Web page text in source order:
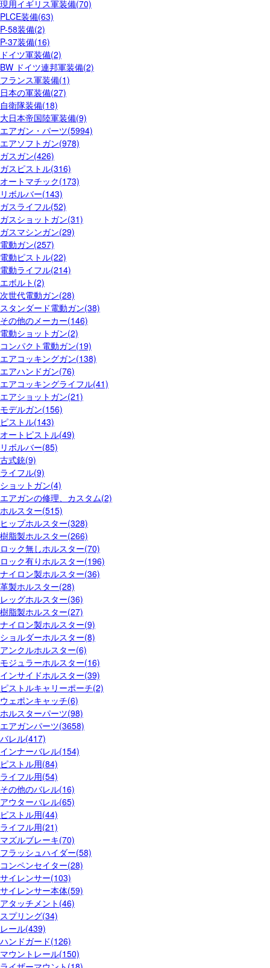
現用イギリス軍装備(70)
PLCE装備(63)
P-58装備(2)
P-37装備(16)
ドイツ軍装備(2)
BW ドイツ連邦軍装備(2)
フランス軍装備(1)
日本の軍装備(27)
自衛隊装備(18)
大日本帝国陸軍装備(9)
エアガン・パーツ(5994)
エアソフトガン(978)
ガスガン(426)
ガスピストル(316)
オートマチック(173)
リボルバー(143)
ガスライフル(52)
ガスショットガン(31)
ガスマシンガン(29)
電動ガン(257)
電動ピストル(22)
電動ライフル(214)
エボルト(2)
次世代電動ガン(28)
スタンダード電動ガン(38)
その他のメーカー(146)
電動ショットガン(2)
コンパクト電動ガン(19)
エアコッキングガン(138)
エアハンドガン(76)
エアコッキングライフル(41)
エアショットガン(21)
モデルガン(156)
ピストル(143)
オートピストル(49)
リボルバー(85)
古式銃(9)
ライフル(9)
ショットガン(4)
エアガンの修理、カスタム(2)
ホルスター(515)
ヒップホルスター(328)
樹脂製ホルスター(266)
ロック無しホルスター(70)
ロック有りホルスター(196)
ナイロン製ホルスター(36)
革製ホルスター(28)
レッグホルスター(36)
樹脂製ホルスター(27)
ナイロン製ホルスター(9)
ショルダーホルスター(8)
アンクルホルスター(6)
モジュラーホルスター(16)
インサイドホルスター(39)
ピストルキャリーポーチ(2)
ウェポンキャッチ(6)
ホルスターパーツ(98)
エアガンパーツ(3658)
バレル(417)
インナーバレル(154)
ピストル用(84)
ライフル用(54)
その他のバレル(16)
アウターバレル(65)
ピストル用(44)
ライフル用(21)
マズルブレーキ(70)
フラッシュハイダー(58)
コンペンセイター(28)
サイレンサー(103)
サイレンサー本体(59)
アタッチメント(46)
スプリング(34)
レール(439)
ハンドガード(126)
マウントレール(150)